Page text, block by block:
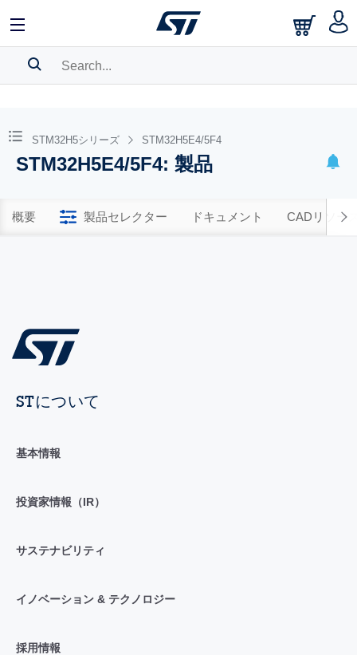
BOOKMARK
Pleaselog into show your saved searches.
STM32H5シリーズ STM32H5E4/5F4
STM32H5E4/5F4: 製品
概要 製品セレクター ドキュメント CADリソー
STについて
基本情報
投資家情報（IR）
サステナビリティ
イノベーション & テクノロジー
採用情報